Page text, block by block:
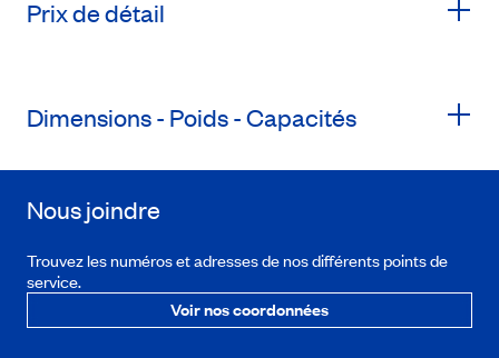
Prix de détail
Dimensions - Poids - Capacités
Nous joindre
Trouvez les numéros et adresses de nos différents points de
service.
Voir nos coordonnées